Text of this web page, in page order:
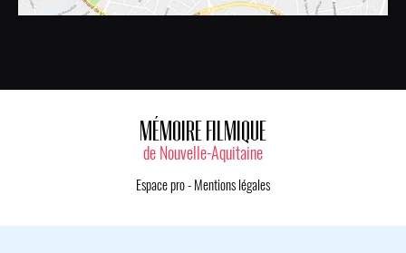
MÉMOIRE FILMIQUE
de Nouvelle-Aquitaine
Espace pro- Mentions légales